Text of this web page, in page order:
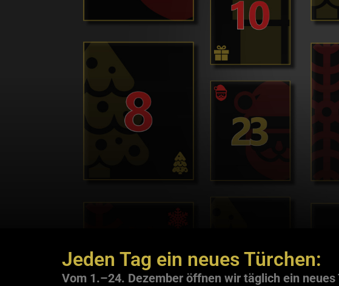
Jeden Tag ein neues Türchen:
Vom 1.–24. Dezember öffnen wir täglich ein